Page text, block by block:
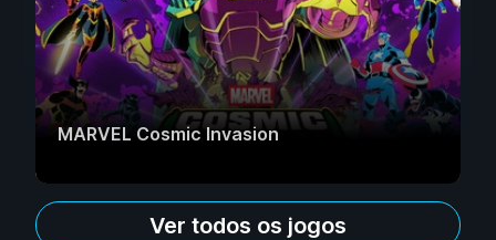
MARVEL Cosmic Invasion
Ver todos os jogos